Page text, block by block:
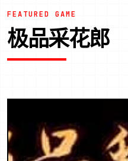
FEATURED GAME
极品采花郎